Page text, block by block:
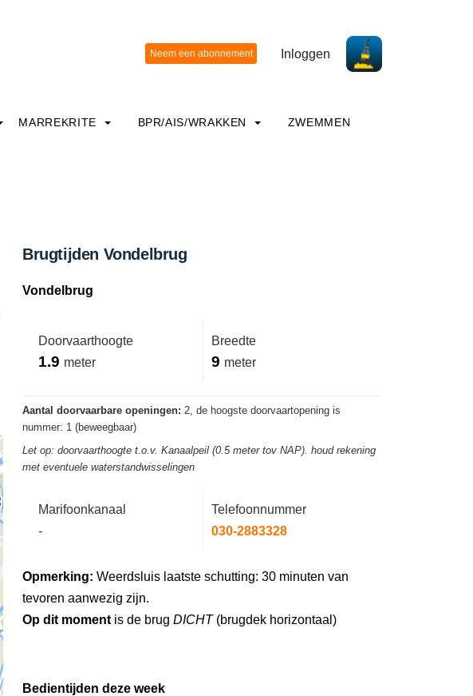
Inloggen
MARREKRITE BPR/AIS/WRAKKEN ZWEMMEN
Brugtijden Vondelbrug
Vondelbrug
Doorvaarthoogte
1.9 meter
Breedte
9 meter
Aantal doorvaarbare openingen: 2, de hoogste doorvaartopening is
nummer: 1 (beweegbaar)
Let op: doorvaarthoogte t.o.v. Kanaalpeil (0.5 meter tov NAP). houd rekening
met eventuele waterstandwisselingen
Marifoonkanaal
-
Telefoonnummer
030-2883328
Opmerking: Weerdsluis laatste schutting: 30 minuten van
tevoren aanwezig zijn.
Op dit moment is de brug DICHT(brugdek horizontaal)
Bedientijden deze week